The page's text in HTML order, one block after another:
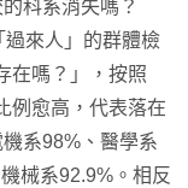
科系消失嗎？
過來人」的群體檢
在嗎？」，按照
例愈高，代表落在
系98%、醫學系
械系92.9%。相反